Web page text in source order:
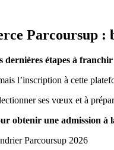
Parcoursup
dernières étapes à
l’inscription à cette
ses vœux et à
obtenir une admission à
Parcoursup 2026